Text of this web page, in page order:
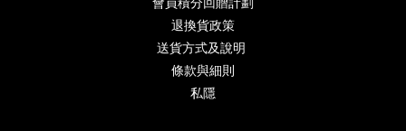
退換貨政策
送貨方式及說明
條款與細則
私隱